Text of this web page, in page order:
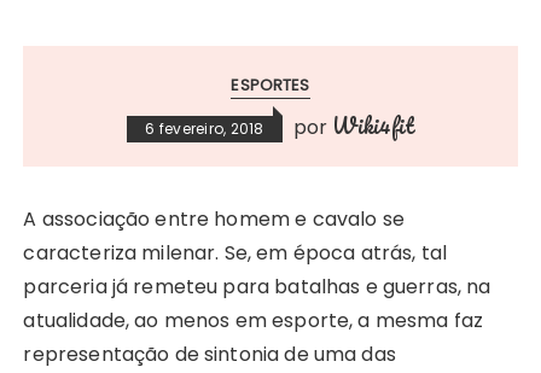
ESPORTES
6 fevereiro, 2018 por Wiki4fit
A associação entre homem e cavalo se
caracteriza milenar. Se, em época atrás, tal
parceria já remeteu para batalhas e guerras, na
atualidade, ao menos em esporte, a mesma faz
representação de sintonia de uma das